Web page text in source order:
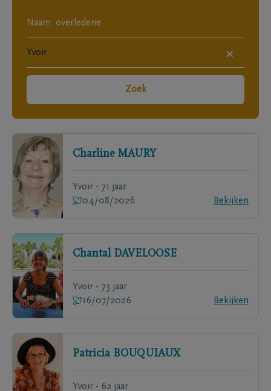
×
Zoek
Charline MAURY
Yvoir - 71 jaar
04/08/2026
Bekijken
Chantal DAVELOOSE
Yvoir - 73 jaar
16/07/2026
Bekijken
Patricia BOUQUIAUX
Yvoir - 62 jaar